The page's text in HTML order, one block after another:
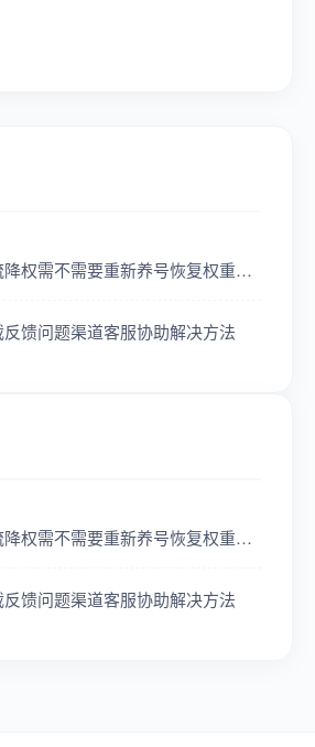
权需不需要重新养号恢复权重方
馈问题渠道客服协助解决方法
权需不需要重新养号恢复权重方
馈问题渠道客服协助解决方法